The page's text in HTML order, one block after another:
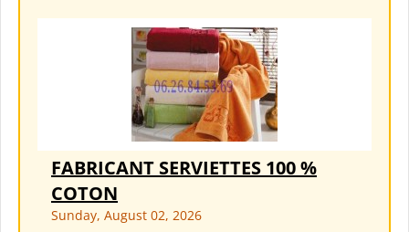
FABRICANT SERVIETTES 100 %
COTON
Sunday, August 02, 2026